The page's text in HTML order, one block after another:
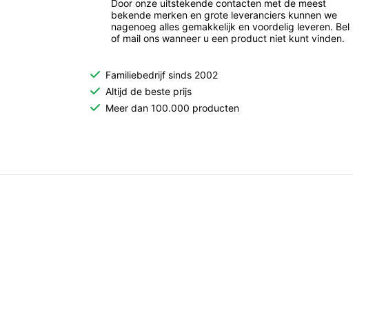
Door onze uitstekende contacten met de meest
bekende merken en grote leveranciers kunnen we
nagenoeg alles gemakkelijk en voordelig leveren. Bel
of mail ons wanneer u een product niet kunt vinden.
Familiebedrijf sinds 2002
Altijd de beste prijs
Meer dan 100.000 producten